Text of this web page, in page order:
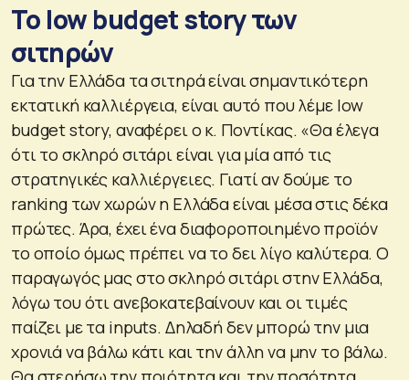
Το low budget story των
σιτηρών
Για την Ελλάδα τα σιτηρά είναι σημαντικότερη
εκτατική καλλιέργεια, είναι αυτό που λέμε low
budget story, αναφέρει ο κ. Ποντίκας. «Θα έλεγα
ότι το σκληρό σιτάρι είναι για μία από τις
στρατηγικές καλλιέργειες. Γιατί αν δούμε το
ranking των χωρών η Ελλάδα είναι μέσα στις δέκα
πρώτες. Άρα, έχει ένα διαφοροποιημένο προϊόν
το οποίο όμως πρέπει να το δει λίγο καλύτερα. Ο
παραγωγός μας στο σκληρό σιτάρι στην Ελλάδα,
λόγω του ότι ανεβοκατεβαίνουν και οι τιμές
παίζει με τα inputs. Δηλαδή δεν μπορώ την μια
χρονιά να βάλω κάτι και την άλλη να μην το βάλω.